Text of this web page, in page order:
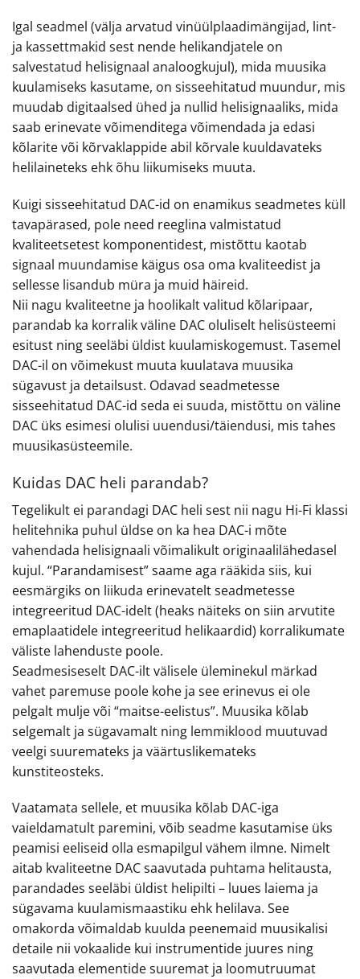
Igal seadmel (välja arvatud vinüülplaadimängijad, lint-
ja kassettmakid sest nende helikandjatele on
salvestatud helisignaal analoogkujul), mida muusika
kuulamiseks kasutame, on sisseehitatud muundur, mis
muudab digitaalsed ühed ja nullid helisignaaliks, mida
saab erinevate võimenditega võimendada ja edasi
kõlarite või kõrvaklappide abil kõrvale kuuldavateks
helilaineteks ehk õhu liikumiseks muuta.
Kuigi sisseehitatud DAC-id on enamikus seadmetes küll
tavapärased, pole need reeglina valmistatud
kvaliteetsetest komponentidest, mistõttu kaotab
signaal muundamise käigus osa oma kvaliteedist ja
sellesse lisandub müra ja muid häireid.
Nii nagu kvaliteetne ja hoolikalt valitud kõlaripaar,
parandab ka korralik väline DAC oluliselt helisüsteemi
esitust ning seeläbi üldist kuulamiskogemust. Tasemel
DAC-il on võimekust muuta kuulatava muusika
sügavust ja detailsust. Odavad seadmetesse
sisseehitatud DAC-id seda ei suuda, mistõttu on väline
DAC üks esimesi olulisi uuendusi/täiendusi, mis tahes
muusikasüsteemile.
Kuidas DAC heli parandab?
Tegelikult ei parandagi DAC heli sest nii nagu Hi-Fi klassi
helitehnika puhul üldse on ka hea DAC-i mõte
vahendada helisignaali võimalikult originaalilähedasel
kujul. “Parandamisest” saame aga rääkida siis, kui
eesmärgiks on liikuda erinevatelt seadmetesse
integreeritud DAC-idelt (heaks näiteks on siin arvutite
emaplaatidele integreeritud helikaardid) korralikumate
väliste lahenduste poole.
Seadmesiseselt DAC-ilt välisele üleminekul märkad
vahet paremuse poole kohe ja see erinevus ei ole
pelgalt mulje või “maitse-eelistus”. Muusika kõlab
selgemalt ja sügavamalt ning lemmiklood muutuvad
veelgi suuremateks ja väärtuslikemateks
kunstiteosteks.
Vaatamata sellele, et muusika kõlab DAC-iga
vaieldamatult paremini, võib seadme kasutamise üks
peamisi eeliseid olla esmapilgul vähem ilmne. Nimelt
aitab kvaliteetne DAC saavutada puhtama helitausta,
parandades seeläbi üldist helipilti – luues laiema ja
sügavama kuulamismaastiku ehk helilava. See
omakorda võimaldab kuulda peenemaid muusikalisi
detaile nii vokaalide kui instrumentide juures ning
saavutada elementide suuremat ja loomutruumat